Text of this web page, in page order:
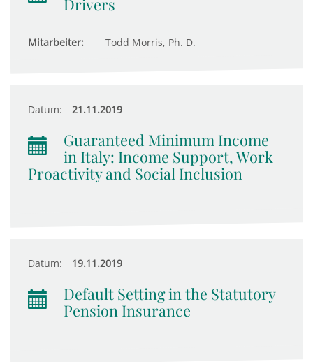
Drivers
Mitarbeiter: Todd Morris, Ph. D.
Datum: 21.11.2019
Guaranteed Minimum Income
in Italy: Income Support, Work
Proactivity and Social Inclusion
Datum: 19.11.2019
Default Setting in the Statutory
Pension Insurance